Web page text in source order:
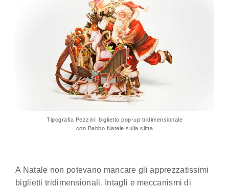
Tipografia Pezzini: biglietto pop-up tridimensionale
con Babbo Natale sulla slitta
A Natale non potevano mancare gli apprezzatissimi
biglietti tridimensionali. Intagli e meccanismi di